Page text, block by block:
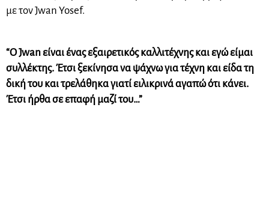
με τον Jwan Yosef.
“Ο Jwan είναι ένας εξαιρετικός καλλιτέχνης και εγώ είμαι
συλλέκτης. Έτσι ξεκίνησα να ψάχνω για τέχνη και είδα τη
δική του και τρελάθηκα γιατί ειλικρινά αγαπώ ότι κάνει.
Έτσι ήρθα σε επαφή μαζί του…”